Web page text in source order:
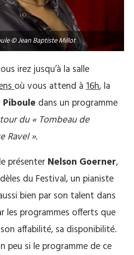
© Jean Baptiste Millot
irez jusqu’à la salle
où vous attend à 16h, la
dans un programme
du « Tombeau de
Ravel ».
présenter Nelson Goerner,
du Festival, un pianiste
bien par son talent dans
les programmes offerts que
affabilité, sa disponibilité.
peu si le programme de ce